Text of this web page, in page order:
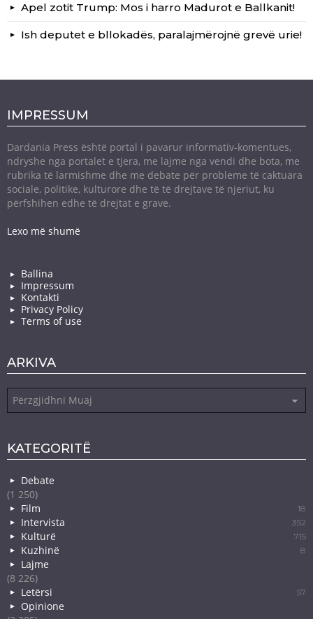
Apel zotit Trump: Mos i harro Madurot e Ballkanit!
Ish deputet e bllokadës, paralajmërojnë grevë urie!
IMPRESSUM
Dardania Press është portal i pavarur informativ-komentues,
ndryshe nga portalet e tjera, me lajme nga vendi dhe bota, me
rubrika të larmishme dhe me debate për probleme të caktuara
sociale, politike, kulturore dhe të të drejtave të njeriut, ku
përfshihen edhe të drejtat e grave.
Lexo më shumë
Ballina
Impressum
Kontakti
Privacy Policy
Terms of use
ARKIVA
KATEGORITË
Debate
(1 250)
Film
18
Intervista 352
Kulturë 715
Kuzhinë 8
Lajme
(8 226)
Letërsi
57
Opinione